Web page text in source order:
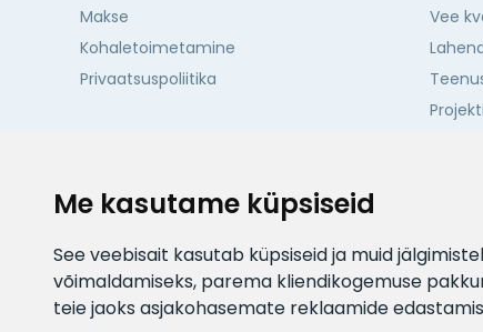
Me kasutame küpsiseid
See veebisait kasutab küpsiseid ja muid
võimaldamiseks, parema kliendikogemuse
teie jaoks asjakohasemate reklaamide
Makse
Kohaletoimetamine
Privaatsuspoliitika
Vee